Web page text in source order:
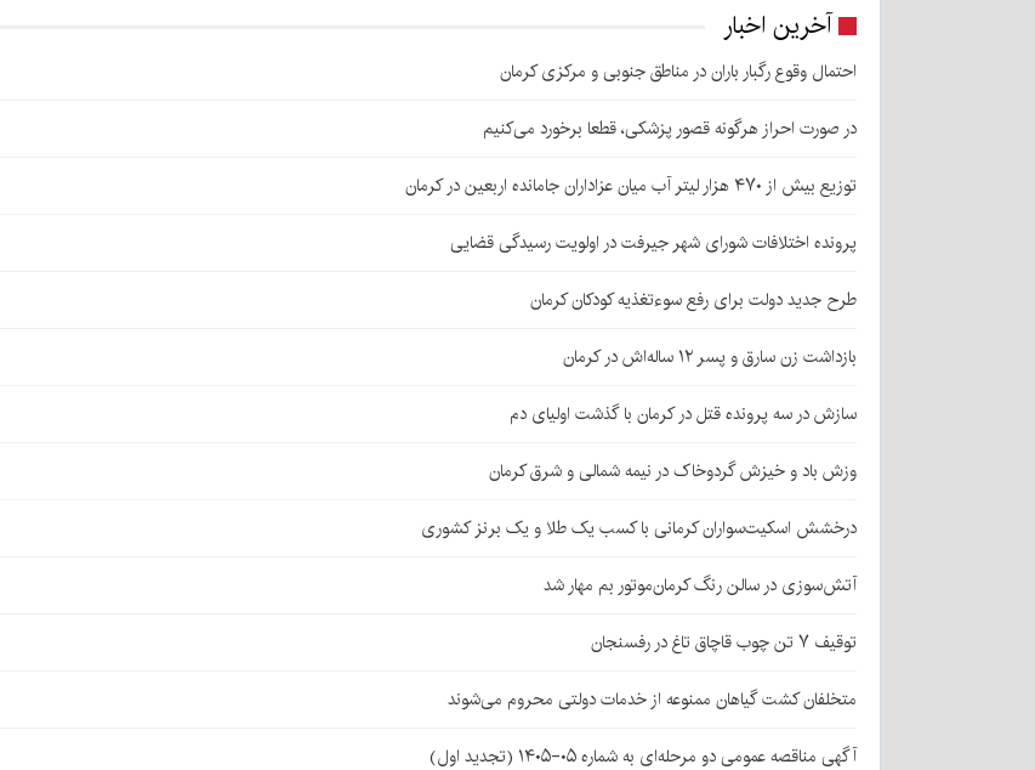
آخرین اخبار
احتمال وقوع رگبار باران در مناطق جنوبی و مرکزی کرمان
در صورت احراز هرگونه قصور پزشکی، قطعا برخورد می‌کنیم
توزیع بیش از ۴۷۰ هزار لیتر آب میان عزاداران جامانده اربعین در کرمان
پرونده اختلافات شورای شهر جیرفت در اولویت رسیدگی قضایی
طرح جدید دولت برای رفع سوءتغذیه کودکان کرمان
بازداشت زن سارق و پسر ۱۲ ساله‌اش در کرمان
سازش در سه پرونده قتل در کرمان با گذشت اولیای دم
وزش باد و خیزش گردوخاک در نیمه شمالی و شرق کرمان
درخشش اسکیت‌سواران کرمانی با کسب یک طلا و یک برنز کشوری
آتش‌سوزی در سالن رنگ کرمان‌موتور بم مهار شد
توقیف ۷ تن چوب قاچاق تاغ در رفسنجان
متخلفان کشت گیاهان ممنوعه از خدمات دولتی محروم می‌شوند
آگهی مناقصه عمومی دو مرحله‌ای به شماره ۰۵-۱۴۰۵ (تجدید اول)